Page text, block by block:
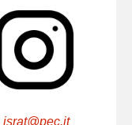
israt@pec.it